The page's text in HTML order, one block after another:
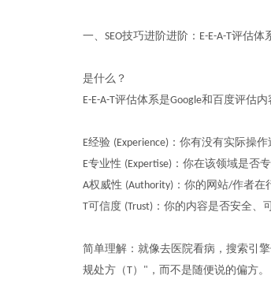
一、SEO技巧进阶进阶： E-E-A-T评估体
是什么？
E-E-A-T评估体系是Google和百度评估内
E经验 (Experience)：你有没有实际操作
E专业性 (Expertise)：你在该领域是否
A权威性 (Authority)：你的网站/作者在
T可信度 (Trust)：你的内容是否安全、
简单理解：就像去医院看病，搜索引
规处方（T） " ，而不是随便说的偏方。